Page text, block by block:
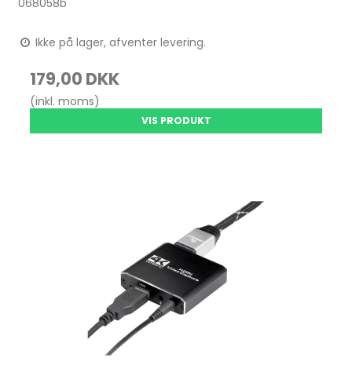
068058b
Ikke på lager, afventer levering.
179,00 DKK
(inkl. moms)
VIS PRODUKT